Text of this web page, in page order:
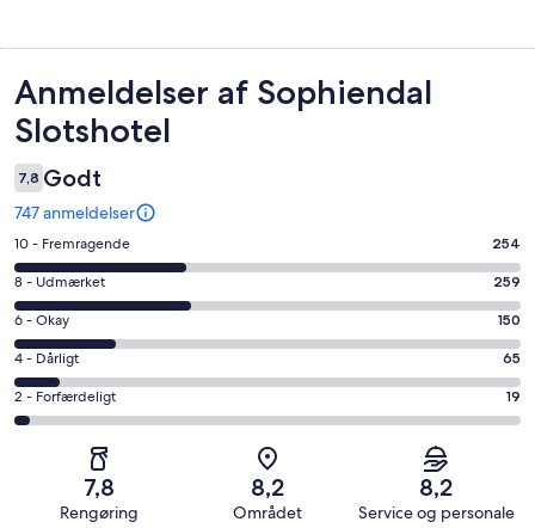
Anmeldelser
Anmeldelser af Sophiendal
Slotshotel
7,8 Godt
747 anmeldelser
Bedømmelse
på
10
−
Fremragende.
254
af
i
anmeldelser
10 - Fremragende 254
Bedømmelse
på
8
−
Udmærket.
259
8 - Udmærket 259
Bedømmelse
på
6
−
Okay.
6 - Okay 150
Bedømmelse
på
4
4 - Dårligt 65
Bedømmelse
på
Forfærdeligt.
2 - Forfærdeligt 19
7,8
Rengøring
8,2
Området
8,2
Service og personale